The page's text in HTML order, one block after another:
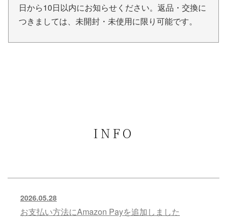
日から10日以内にお知らせください。返品・交換に
つきましては、未開封・未使用に限り可能です。
INFO
2026.05.28
お支払い方法にAmazon Payを追加しました